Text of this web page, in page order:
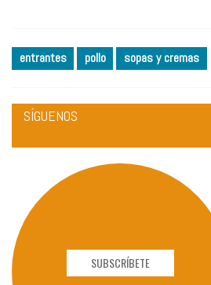
entrantes pollo sopas y cremas
SÍGUENOS
SUBSCRÍBETE